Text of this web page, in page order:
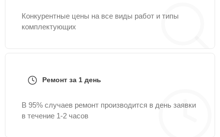
Конкурентные цены на все виды работ и типы
комплектующих
Ремонт за 1 день
В 95% случаев ремонт производится в день заявки
в течение 1-2 часов